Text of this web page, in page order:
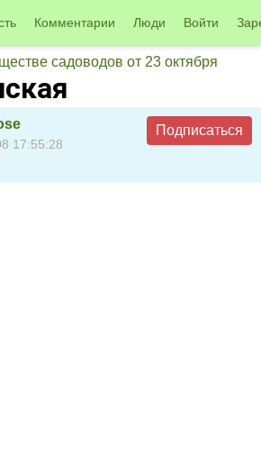
Комментарии Люди Войти
садоводов от 23 октября
17:55:28
Подписаться